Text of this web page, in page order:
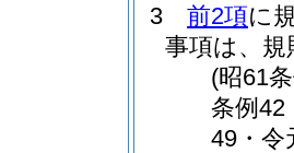
3
前2項に
事項は、
(昭61
条例42
49・令